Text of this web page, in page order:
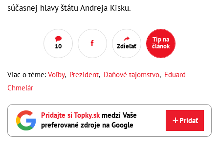
súčasnej hlavy štátu Andreja Kisku.
10 Zdieľať
Tip na
článok
Viac o téme: Voľby, Prezident, Daňové tajomstvo, Eduard
Chmelár
Pridajte si Topky.skmedzi Vaše
preferované zdroje na Google
Pridať